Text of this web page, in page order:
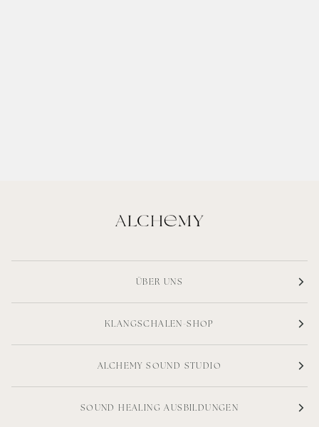
ÜBER UNS
KLANGSCHALEN-SHOP
ALCHEMY SOUND STUDIO
SOUND HEALING AUSBILDUNGEN